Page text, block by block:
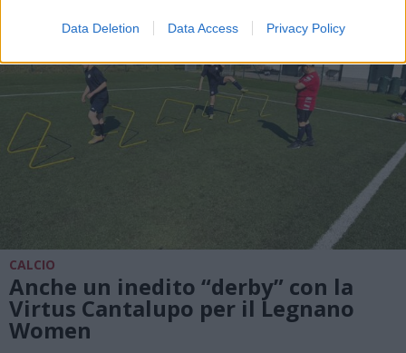
Data Deletion Data Access Privacy Policy
CALCIO
Anche un inedito “derby” con la
Virtus Cantalupo per il Legnano
Women